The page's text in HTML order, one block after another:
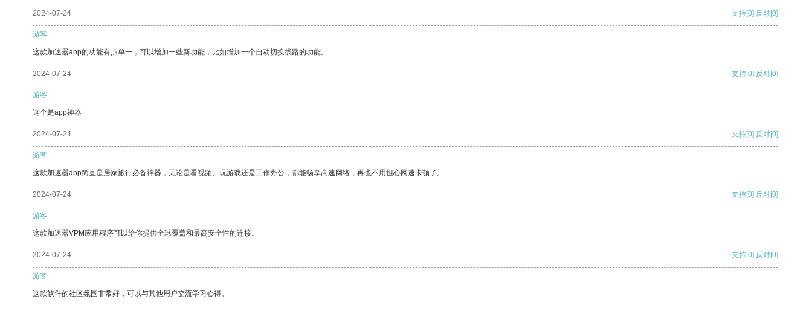
2024-07-24 支持[0] 反对[0]
游客
这款加速器app的功能有点单一，可以增加一些新功能，比如增加一个自动切换线路的功能。
2024-07-24 支持[0] 反对[0]
游客
这个是app神器
2024-07-24 支持[0] 反对[0]
游客
这款加速器app简直是居家旅行必备神器，无论是看视频、玩游戏还是工作办公，都能畅享高速网络，再也不用担心网速卡顿了。
2024-07-24 支持[0] 反对[0]
游客
这款加速器VPM应用程序可以给你提供全球覆盖和最高安全性的连接。
2024-07-24 支持[0] 反对[0]
游客
这款软件的社区氛围非常好，可以与其他用户交流学习心得。